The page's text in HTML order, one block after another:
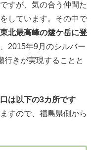
すが、気の合う仲間た
しています。その中で
北最高峰の燧ケ岳に登
2015年9月のシルバー
行きが実現することと
は以下の3カ所です
すので、福島県側から